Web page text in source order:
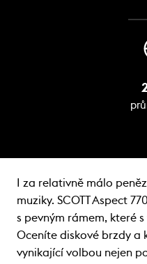
I za relativně málo
muziky. SCOTT Aspect
s pevným rámem, které
Oceníte diskové brzdy a
vynikající volbou nejen